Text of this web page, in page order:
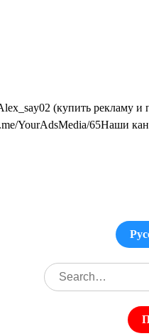
(купить рекламу и
YourAdsMedia/65Наши